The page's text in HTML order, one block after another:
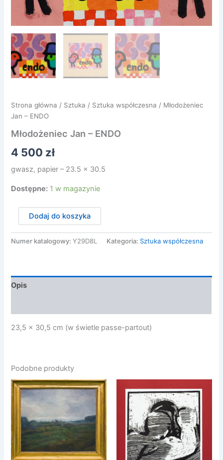
Strona główna / Sztuka / Sztuka współczesna / Młodożeniec
Jan – ENDO
Młodożeniec Jan – ENDO
4 500 zł
gwasz, papier – 23.5 x 30.5
Dostępne: 1 w magazynie
Młodożeniec
Jan
-
Dodaj do koszyka
Numer katalogowy:Y29D8L Kategoria: Sztuka współczesna
Opis
23,5 x 30,5 cm (w świetle passe-partout)
Podobne produkty